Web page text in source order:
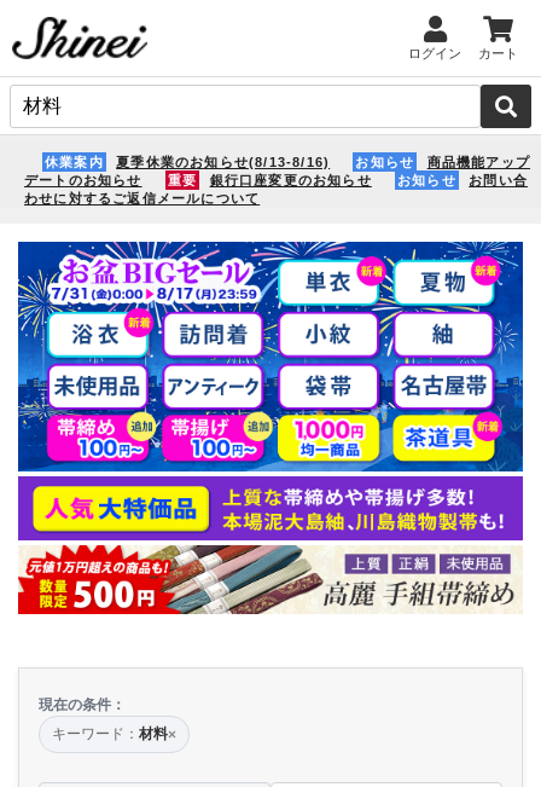
ログイン カート
休業案内 夏季休業のお知らせ(8/13-8/16) お知らせ
商品機能アップ
デートのお知らせ
重要 銀行口座変更のお知らせ お知らせ
お問い合
わせに対するご返信メールについて
現在の条件：
キーワード： 材料×